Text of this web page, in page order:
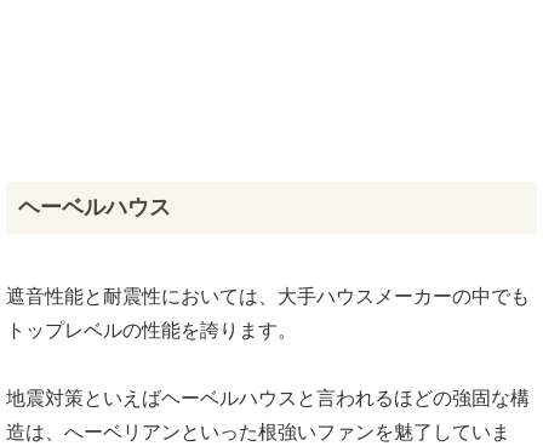
ヘーベルハウス
遮音性能と耐震性においては、大手ハウスメーカーの中でも
トップレベルの性能を誇ります。
地震対策といえばヘーベルハウスと言われるほどの強固な構
造は、へーベリアンといった根強いファンを魅了していま